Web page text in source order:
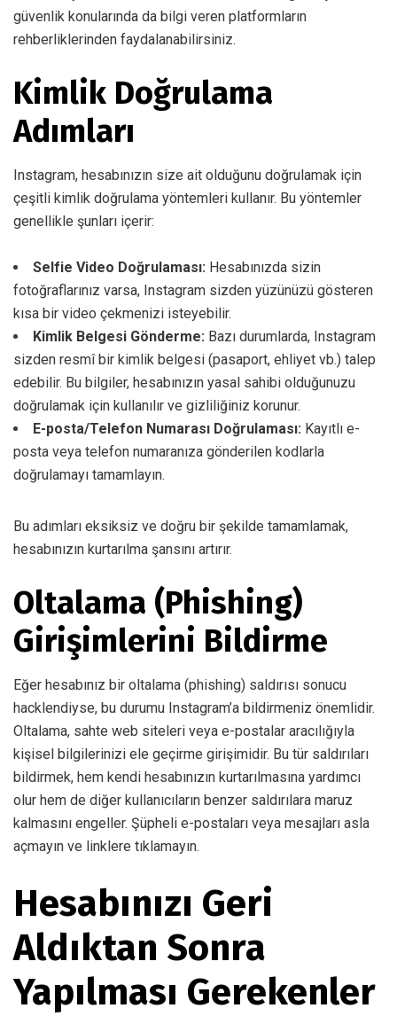
güvenlik konularında da bilgi veren platformların
rehberliklerinden faydalanabilirsiniz.
Kimlik Doğrulama
Adımları
Instagram, hesabınızın size ait olduğunu doğrulamak için
çeşitli kimlik doğrulama yöntemleri kullanır. Bu yöntemler
genellikle şunları içerir:
Selfie Video Doğrulaması: Hesabınızda sizin
fotoğraflarınız varsa, Instagram sizden yüzünüzü gösteren
kısa bir video çekmenizi isteyebilir.
Kimlik Belgesi Gönderme: Bazı durumlarda, Instagram
sizden resmî bir kimlik belgesi (pasaport, ehliyet vb.) talep
edebilir. Bu bilgiler, hesabınızın yasal sahibi olduğunuzu
doğrulamak için kullanılır ve gizliliğiniz korunur.
E-posta/Telefon Numarası Doğrulaması: Kayıtlı e-
posta veya telefon numaranıza gönderilen kodlarla
doğrulamayı tamamlayın.
Bu adımları eksiksiz ve doğru bir şekilde tamamlamak,
hesabınızın kurtarılma şansını artırır.
Oltalama (Phishing)
Girişimlerini Bildirme
Eğer hesabınız bir oltalama (phishing) saldırısı sonucu
hacklendiyse, bu durumu Instagram’a bildirmeniz önemlidir.
Oltalama, sahte web siteleri veya e-postalar aracılığıyla
kişisel bilgilerinizi ele geçirme girişimidir. Bu tür saldırıları
bildirmek, hem kendi hesabınızın kurtarılmasına yardımcı
olur hem de diğer kullanıcıların benzer saldırılara maruz
kalmasını engeller. Şüpheli e-postaları veya mesajları asla
açmayın ve linklere tıklamayın.
Hesabınızı Geri
Aldıktan Sonra
Yapılması Gerekenler